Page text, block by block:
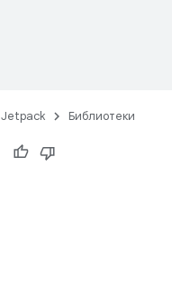
Jetpack Библиотеки